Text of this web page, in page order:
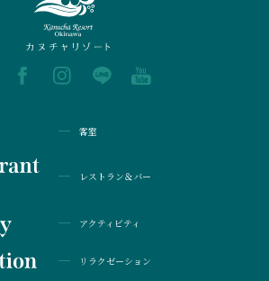
客室
レストラン＆バー
アクティビティ
リラクゼーション